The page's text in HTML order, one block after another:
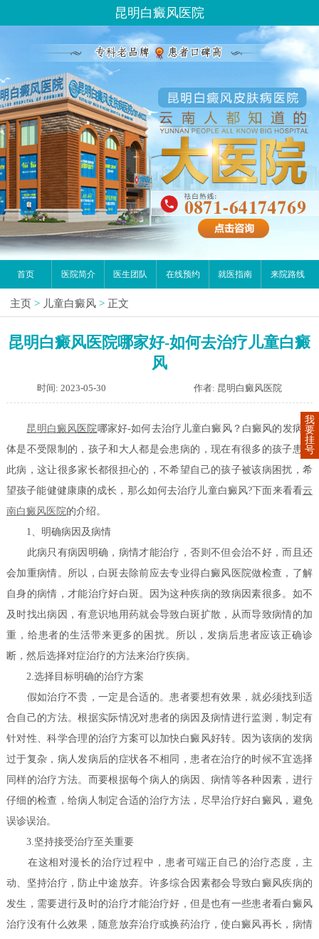
昆明白癜风医院
首页 医院简介 医生团队 在线预约 就医指南 来院路线
主页 > 儿童白癜风 > 正文
昆明白癜风医院哪家好-如何去治疗儿童白癜
风
时间: 2023-05-30 作者: 昆明白癜风医院
昆明 白癜风 医院哪家好-如何去治疗儿童白癜风？白癜风的发病群
体是不受限制的，孩子和大人都是会患病的，现在有很多的孩子患上
此病，这让很多家长都很担心的，不希望自己的孩子被该病困扰，希
望孩子能健健康康的成长，那么如何去治疗儿童白癜风?下面来看看云
南白癜风医院的介绍。
1、明确病因及病情
此病只有病因明确，病情才能治疗，否则不但会治不好，而且还
会加重病情。所以，白斑去除前应去专业得白癜风医院做检查，了解
自身的病情，才能治疗好白斑。因为这种疾病的致病因素很多。如不
及时找出病因，有意识地用药就会导致白斑扩散，从而导致病情的加
重，给患者的生活带来更多的困扰。所以，发病后患者应该正确诊
断，然后选择对症治疗的方法来治疗疾病。
2.选择目标明确的治疗方案
假如治疗不贵，一定是合适的。患者要想有效果，就必须找到适
合自己的方法。根据实际情况对患者的病因及病情进行监测，制定有
针对性、科学合理的治疗方案可以加快白癜风好转。因为该病的发病
过于复杂，病人发病后的症状各不相同，患者在治疗的时候不宜选择
同样的治疗方法。而要根据每个病人的病因、病情等各种因素，进行
仔细的检查，给病人制定合适的治疗方法，尽早治疗好白癜风，避免
误诊误治。
3.坚持接受治疗至关重要
在这相对漫长的治疗过程中，患者可端正自己的治疗态度，主
动、坚持治疗，防止中途放弃。许多综合因素都会导致白癜风疾病的
发生，需要进行及时的治疗才能治疗好，但是也有一些患者看白癜风
治疗没有什么效果，随意放弃治疗或换药治疗，使白癜风再长，病情
我
要
挂
号